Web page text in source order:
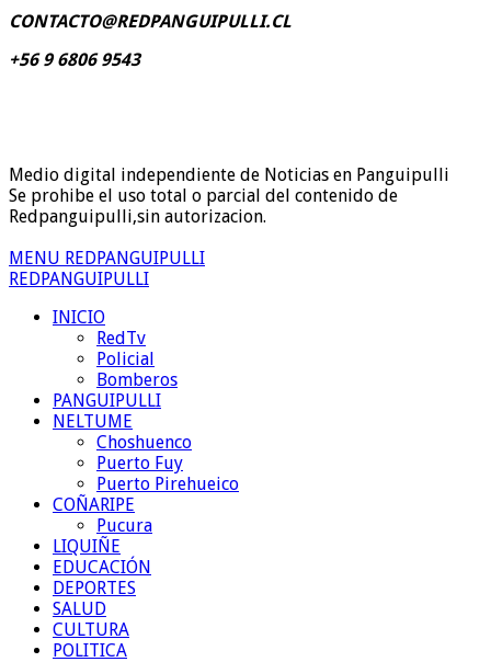
CONTACTO@REDPANGUIPULLI.CL
+56 9 6806 9543
Medio digital independiente de Noticias en Panguipulli
Se prohibe el uso total o parcial del contenido de
Redpanguipulli,sin autorizacion.
MENU REDPANGUIPULLI
REDPANGUIPULLI
INICIO
RedTv
Policial
Bomberos
PANGUIPULLI
NELTUME
Choshuenco
Puerto Fuy
Puerto Pirehueico
COÑARIPE
Pucura
LIQUIÑE
EDUCACIÓN
DEPORTES
SALUD
CULTURA
POLITICA